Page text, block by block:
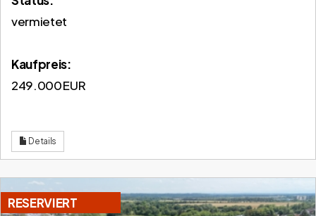
vermietet
Kaufpreis:
249.000 EUR
Details
RESERVIERT